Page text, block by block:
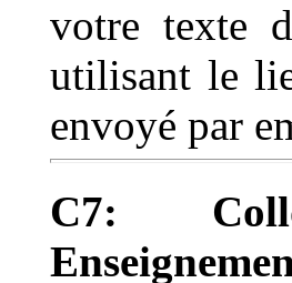
votre texte
utilisant le
envoyé par
C7: